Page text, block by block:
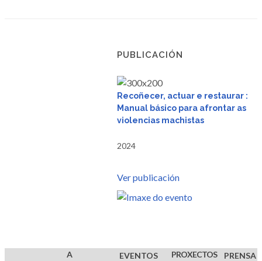
PUBLICACIÓN
Recoñecer, actuar e restaurar :
Manual básico para afrontar as
violencias machistas
2024
Ver publicación
A
EVENTOS
PROXECTOS
PRENSA